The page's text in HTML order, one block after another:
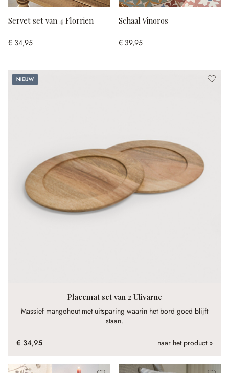
Servet set van 4 Florrien
€ 34,95
Nieuw
Placemat set van 2 Ulivarne
Massief mangohout met uitsparing waarin het bord goed blijft
staan.
€ 34,95 naar het product »
Schaal Vinoros
€ 39,95